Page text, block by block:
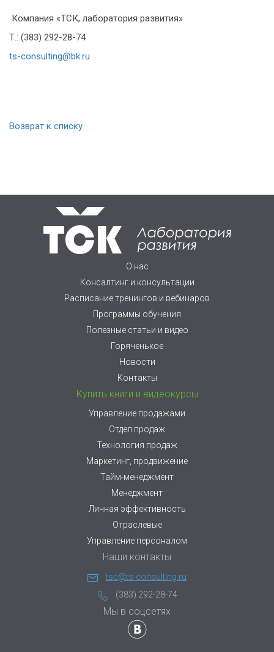
Компания «ТСК, лаборатория развития»
Т.: (383) 292-28-74
ts-consulting@bk.ru
Возврат к списку
О нас
Консалтинг и консультации
Расписание тренингов и вебинаров
Программы обучения
Полезные статьи и видео
Горяченькое
Новости
Контакты
Купить книги и видеокурсы
Управление продажами
Отдел продаж
Технология продаж
Маркетинг, продвижение
Тайм-менеджмент
Менеджмент
Личная эффективность
Отраслевые
Управление персоналом
Наши контакты
tsc@ts-consulting.ru
(383) 292-28-74
Мы в соцсетях